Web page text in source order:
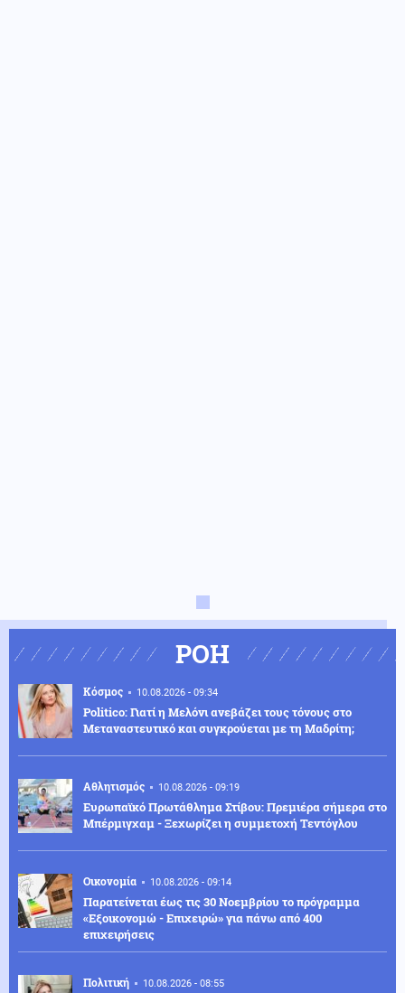
ΡΟΗ
Κόσμος 10.08.2026 - 09:34
Politico: Γιατί η Μελόνι ανεβάζει τους τόνους στο
Μεταναστευτικό και συγκρούεται με τη Μαδρίτη;
Αθλητισμός 10.08.2026 - 09:19
Ευρωπαϊκό Πρωτάθλημα Στίβου: Πρεμιέρα σήμερα στο
Μπέρμιγχαμ - Ξεχωρίζει η συμμετοχή Τεντόγλου
Οικονομία 10.08.2026 - 09:14
Παρατείνεται έως τις 30 Νοεμβρίου το πρόγραμμα
«Εξοικονομώ - Επιχειρώ» για πάνω από 400
επιχειρήσεις
Πολιτική 10.08.2026 - 08:55